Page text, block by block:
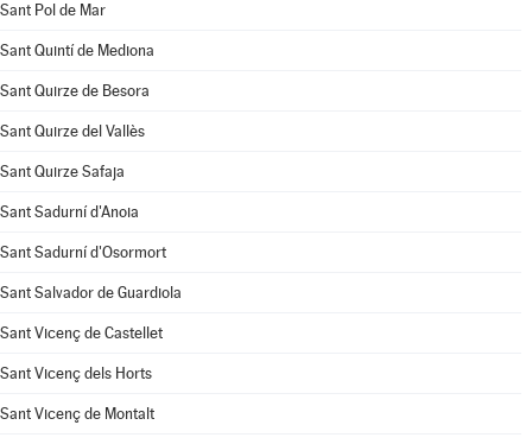
Sant Pol de Mar
Sant Quintí de Mediona
Sant Quirze de Besora
Sant Quirze del Vallès
Sant Quirze Safaja
Sant Sadurní d'Anoia
Sant Sadurní d'Osormort
Sant Salvador de Guardiola
Sant Vicenç de Castellet
Sant Vicenç dels Horts
Sant Vicenç de Montalt